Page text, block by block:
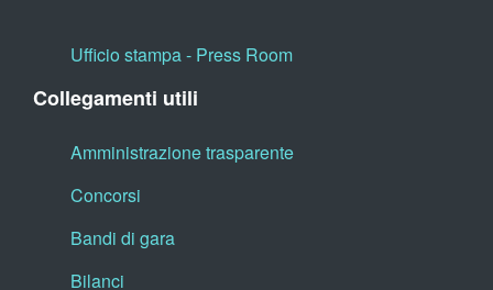
Ufficio stampa - Press Room
Collegamenti utili
Amministrazione trasparente
Concorsi
Bandi di gara
Bilanci